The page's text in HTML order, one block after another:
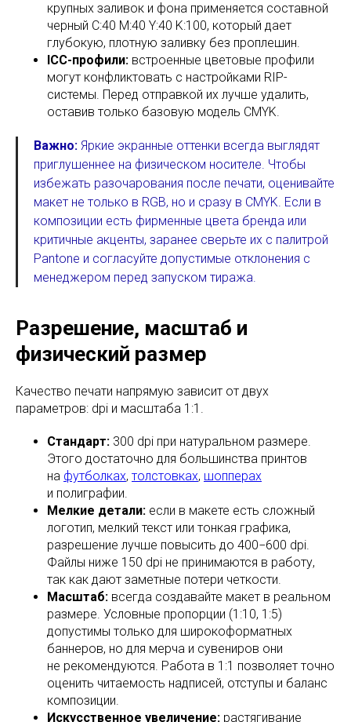
крупных заливок и фона применяется составной
черный C:40 M:40 Y:40 K:100, который дает
глубокую, плотную заливку без проплешин.
ICC-профили: встроенные цветовые профили
могут конфликтовать с настройками RIP-
системы. Перед отправкой их лучше удалить,
оставив только базовую модель CMYK.
Важно: Яркие экранные оттенки всегда выглядят
приглушеннее на физическом носителе. Чтобы
избежать разочарования после печати, оценивайте
макет не только в RGB, но и сразу в CMYK. Если в
композиции есть фирменные цвета бренда или
критичные акценты, заранее сверьте их с палитрой
Pantone и согласуйте допустимые отклонения с
менеджером перед запуском тиража.
Разрешение, масштаб и
физический размер
Качество печати напрямую зависит от двух
параметров: dpi и масштаба 1:1.
Стандарт: 300 dpi при натуральном размере.
Этого достаточно для большинства принтов
на футболках, толстовках, шопперах
и полиграфии.
Мелкие детали: если в макете есть сложный
логотип, мелкий текст или тонкая графика,
разрешение лучше повысить до 400−600 dpi.
Файлы ниже 150 dpi не принимаются в работу,
так как дают заметные потери четкости.
Масштаб: всегда создавайте макет в реальном
размере. Условные пропорции (1:10, 1:5)
допустимы только для широкоформатных
баннеров, но для мерча и сувениров они
не рекомендуются. Работа в 1:1 позволяет точно
оценить читаемость надписей, отступы и баланс
композиции.
Искусственное увеличение: растягивание